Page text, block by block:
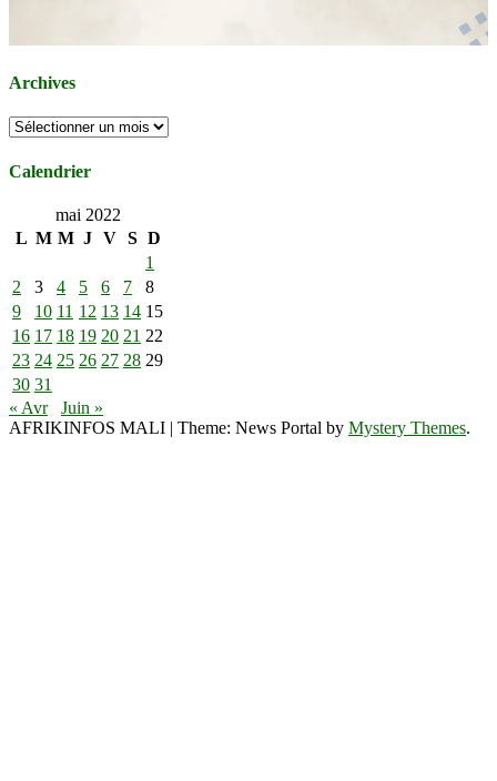
Archives
Archives
Calendrier
mai 2022
L M M J V S D
1
2
3 4 5 6 7
8
9
10 11 12 13 14 15
16 17 18 19 20 21 22
23 24 25 26 27 28 29
30 31
« Avr
Juin »
AFRIKINFOS MALI | Theme: News Portal by Mystery Themes.